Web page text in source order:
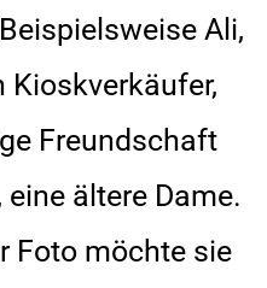
Ali,
Freundschaft
ältere Dame.
Foto möchte sie